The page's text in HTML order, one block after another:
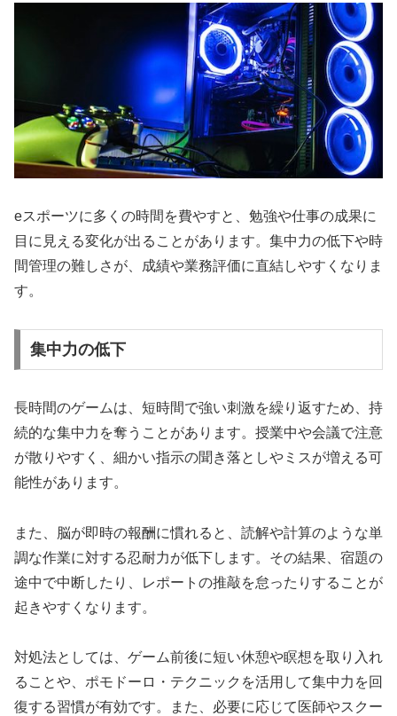
eスポーツに多くの時間を費やすと、勉強や仕事の成果に
目に見える変化が出ることがあります。集中力の低下や時
間管理の難しさが、成績や業務評価に直結しやすくなりま
す。
集中力の低下
長時間のゲームは、短時間で強い刺激を繰り返すため、持
続的な集中力を奪うことがあります。授業中や会議で注意
が散りやすく、細かい指示の聞き落としやミスが増える可
能性があります。
また、脳が即時の報酬に慣れると、読解や計算のような単
調な作業に対する忍耐力が低下します。その結果、宿題の
途中で中断したり、レポートの推敲を怠ったりすることが
起きやすくなります。
対処法としては、ゲーム前後に短い休憩や瞑想を取り入れ
ることや、ポモドーロ・テクニックを活用して集中力を回
復する習慣が有効です。また、必要に応じて医師やスクー